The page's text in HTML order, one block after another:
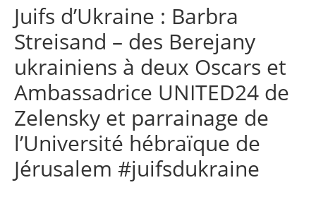
Juifs d’Ukraine : Barbra
Streisand – des Berejany
ukrainiens à deux Oscars et
Ambassadrice UNITED24 de
Zelensky et parrainage de
l’Université hébraïque de
Jérusalem #juifsdukraine